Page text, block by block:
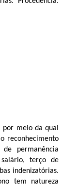
meio da qual
reconhecimento
permanência
terço de
indenizatórias.
tem natureza